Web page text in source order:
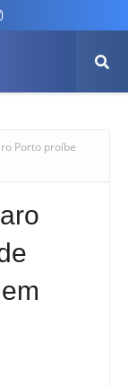
Porto proíbe